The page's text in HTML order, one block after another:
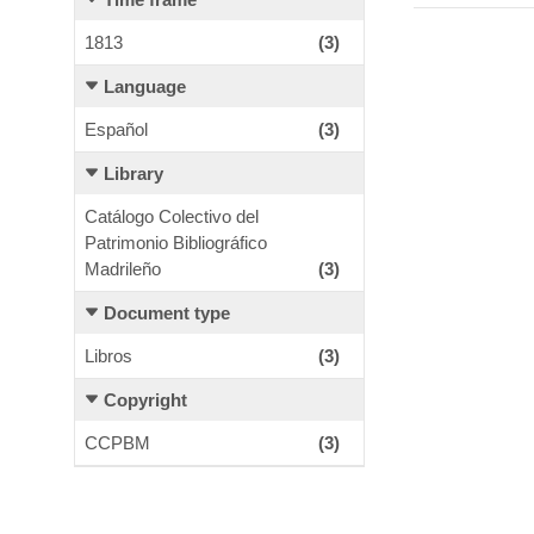
1813 (3)
Language
Español (3)
Library
Catálogo Colectivo del
Patrimonio Bibliográfico
Madrileño
(3)
Document type
Libros (3)
Copyright
CCPBM (3)